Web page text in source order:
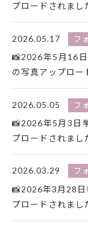
プロードされまし
2026.05.17 フ
📸2026年5月16
の写真アップロー
2026.05.05 フ
📸2026年5月3日
プロードされまし
2026.03.29 フ
📸2026年3月28日
プロードされまし